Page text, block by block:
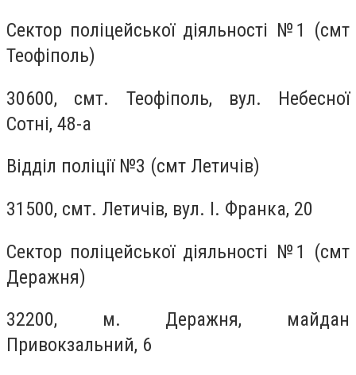
Сектор поліцейської діяльності №1 (смт
Теофіполь)
30600, смт. Теофіполь, вул. Небесної
Сотні, 48-а
Відділ поліції №3 (смт Летичів)
31500, смт. Летичів, вул. І. Франка, 20
Сектор поліцейської діяльності №1 (смт
Деражня)
32200, м. Деражня, майдан
Привокзальний, 6